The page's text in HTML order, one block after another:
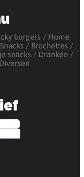
burgers
Home
Snacks
Brochettes
snacks
Dranken
Diversen